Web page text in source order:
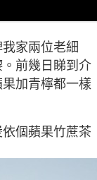
家兩位老細
前幾日睇到介
加青檸都一樣
個蘋果竹蔗茶